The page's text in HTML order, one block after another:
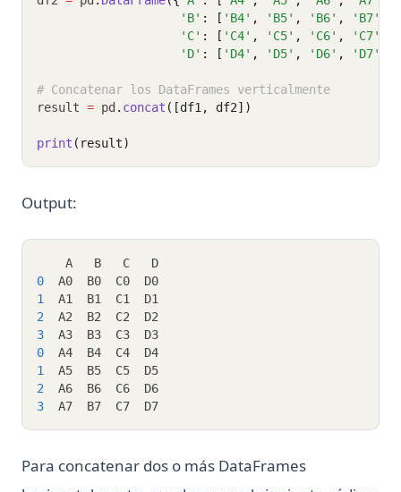
'B' : [ 'B4' , 'B5' , 'B6' , 'B7'
'C' : [ 'C4' , 'C5' , 'C6' , 'C7'
'D' : [ 'D4' , 'D5' , 'D6' , 'D7'
# Concatenar los DataFrames verticalmente
result = pd . concat ([df1, df2])
print (result)
Output:
    A   B   C   D
0
  A0  B0  C0  D0
1
  A1  B1  C1  D1
2
  A2  B2  C2  D2
3
  A3  B3  C3  D3
0
  A4  B4  C4  D4
1
  A5  B5  C5  D5
2
  A6  B6  C6  D6
3
  A7  B7  C7  D7
Para concatenar dos o más DataFrames